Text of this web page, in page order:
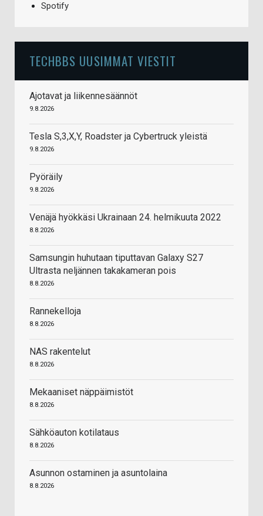
Spotify
TECHBBS UUSIMMAT VIESTIT
Ajotavat ja liikennesäännöt
9.8.2026
Tesla S,3,X,Y, Roadster ja Cybertruck yleistä
9.8.2026
Pyöräily
9.8.2026
Venäjä hyökkäsi Ukrainaan 24. helmikuuta 2022
8.8.2026
Samsungin huhutaan tiputtavan Galaxy S27
Ultrasta neljännen takakameran pois
8.8.2026
Rannekelloja
8.8.2026
NAS rakentelut
8.8.2026
Mekaaniset näppäimistöt
8.8.2026
Sähköauton kotilataus
8.8.2026
Asunnon ostaminen ja asuntolaina
8.8.2026